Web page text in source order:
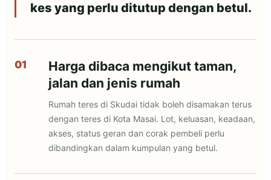
kes yang perlu ditutup dengan betul.
Harga dibaca mengikut taman,
jalan dan jenis rumah
Rumah teres di Skudai tidak boleh disamakan terus
dengan teres di Kota Masai. Lot, keluasan, keadaan,
akses, status geran dan corak pembeli perlu
dibandingkan dalam kumpulan yang betul.